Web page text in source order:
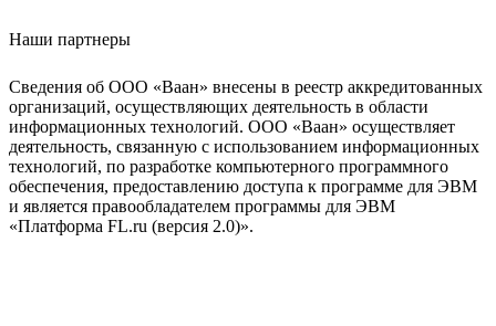
Наши партнеры
Сведения об ООО «Ваан» внесены в реестр аккредитованных
организаций, осуществляющих деятельность в области
информационных технологий. ООО «Ваан» осуществляет
деятельность, связанную с использованием информационных
технологий, по разработке компьютерного программного
обеспечения, предоставлению доступа к программе для ЭВМ
и является правообладателем программы для ЭВМ
«Платформа FL.ru (версия 2.0)».